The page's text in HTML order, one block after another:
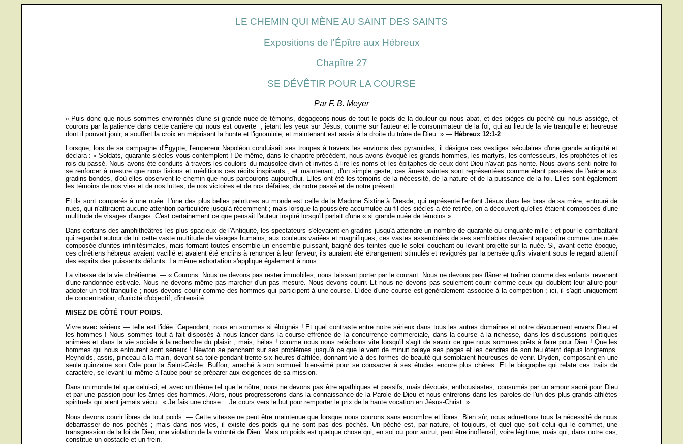
LE CHEMIN QUI MÈNE AU SAINT DES SAINTS
Expositions de l'Épître aux Hébreux
Chapître 27
SE DÉVÊTIR POUR LA COURSE
Par F. B. Meyer
« Puis donc que nous sommes environnés d'une si grande nuée de témoins, dégageons-nous de tout le poids de la douleur qui nous abat, et des pièges du péché qui nous assiège, et
courons par la patience dans cette carrière qui nous est ouverte ; jetant les yeux sur Jésus, comme sur l'auteur et le consommateur de la foi, qui au lieu de la vie tranquille et heureuse
dont il pouvait jouir, a souffert la croix en méprisant la honte et l'ignominie, et maintenant est assis à la droite du trône de Dieu. » — Hébreux 12:1-2
Lorsque, lors de sa campagne d'Égypte, l'empereur Napoléon conduisait ses troupes à travers les environs des pyramides, il désigna ces vestiges séculaires d'une grande antiquité et
déclara : « Soldats, quarante siècles vous contemplent ! De même, dans le chapitre précédent, nous avons évoqué les grands hommes, les martyrs, les confesseurs, les prophètes et les
rois du passé. Nous avons été conduits à travers les couloirs du mausolée divin et invités à lire les noms et les épitaphes de ceux dont Dieu n'avait pas honte. Nous avons senti notre foi
se renforcer à mesure que nous lisions et méditions ces récits inspirants ; et maintenant, d'un simple geste, ces âmes saintes sont représentées comme étant passées de l'arène aux
gradins bondés, d'où elles observent le chemin que nous parcourons aujourd'hui. Elles ont été les témoins de la nécessité, de la nature et de la puissance de la foi. Elles sont également
les témoins de nos vies et de nos luttes, de nos victoires et de nos défaites, de notre passé et de notre présent.
Et ils sont comparés à une nuée. L'une des plus belles peintures au monde est celle de la Madone Sixtine à Dresde, qui représente l'enfant Jésus dans les bras de sa mère, entouré de
nues, qui n'attiraient aucune attention particulière jusqu'à récemment ; mais lorsque la poussière accumulée au fil des siècles a été retirée, on a découvert qu'elles étaient composées d'une
multitude de visages d'anges. C'est certainement ce que pensait l'auteur inspiré lorsqu'il parlait d'une « si grande nuée de témoins ».
Dans certains des amphithéâtres les plus spacieux de l'Antiquité, les spectateurs s'élevaient en gradins jusqu'à atteindre un nombre de quarante ou cinquante mille ; et pour le combattant
qui regardait autour de lui cette vaste multitude de visages humains, aux couleurs variées et magnifiques, ces vastes assemblées de ses semblables devaient apparaître comme une nuée
composée d'unités infinitésimales, mais formant toutes ensemble un ensemble puissant, baigné des teintes que le soleil couchant ou levant projette sur la nuée. Si, avant cette époque,
ces chrétiens hébreux avaient vacillé et avaient été enclins à renoncer à leur ferveur, ils auraient été étrangement stimulés et revigorés par la pensée qu'ils vivaient sous le regard attentif
des esprits des puissants défunts. La même exhortation s'applique également à nous.
La vitesse de la vie chrétienne. — « Courons. Nous ne devons pas rester immobiles, nous laissant porter par le courant. Nous ne devons pas flâner et traîner comme des enfants revenant
d'une randonnée estivale. Nous ne devons même pas marcher d'un pas mesuré. Nous devons courir. Et nous ne devons pas seulement courir comme ceux qui doublent leur allure pour
adopter un trot tranquille ; nous devons courir comme des hommes qui participent à une course. L'idée d'une course est généralement associée à la compétition ; ici, il s'agit uniquement
de concentration, d'unicité d'objectif, d'intensité.
MISEZ DE CÔTÉ TOUT POIDS.
Vivre avec sérieux — telle est l'idée. Cependant, nous en sommes si éloignés ! Et quel contraste entre notre sérieux dans tous les autres domaines et notre dévouement envers Dieu et
les hommes ! Nous sommes tout à fait disposés à nous lancer dans la course effrénée de la concurrence commerciale, dans la course à la richesse, dans les discussions politiques
animées et dans la vie sociale à la recherche du plaisir ; mais, hélas ! comme nous nous relâchons vite lorsqu'il s'agit de savoir ce que nous sommes prêts à faire pour Dieu ! Que les
hommes qui nous entourent sont sérieux ! Newton se penchant sur ses problèmes jusqu'à ce que le vent de minuit balaye ses pages et les cendres de son feu éteint depuis longtemps.
Reynolds, assis, pinceau à la main, devant sa toile pendant trente-six heures d'affilée, donnant vie à des formes de beauté qui semblaient heureuses de venir. Dryden, composant en une
seule quinzaine son Ode pour la Saint-Cécile. Buffon, arraché à son sommeil bien-aimé pour se consacrer à ses études encore plus chères. Et le biographe qui relate ces traits de
caractère, se levant lui-même à l'aube pour se préparer aux exigences de sa mission.
Dans un monde tel que celui-ci, et avec un thème tel que le nôtre, nous ne devons pas être apathiques et passifs, mais dévoués, enthousiastes, consumés par un amour sacré pour Dieu
et par une passion pour les âmes des hommes. Alors, nous progresserons dans la connaissance de la Parole de Dieu et nous entrerons dans les paroles de l'un des plus grands athlètes
spirituels qui aient jamais vécu : « Je fais une chose… Je cours vers le but pour remporter le prix de la haute vocation en Jésus-Christ. »
Nous devons courir libres de tout poids. — Cette vitesse ne peut être maintenue que lorsque nous courons sans encombre et libres. Bien sûr, nous admettons tous la nécessité de nous
débarrasser de nos péchés ; mais dans nos vies, il existe des poids qui ne sont pas des péchés. Un péché est, par nature, et toujours, et quel que soit celui qui le commet, une
transgression de la loi de Dieu, une violation de la volonté de Dieu. Mais un poids est quelque chose qui, en soi ou pour autrui, peut être inoffensif, voire légitime, mais qui, dans notre cas,
constitue un obstacle et un frein.